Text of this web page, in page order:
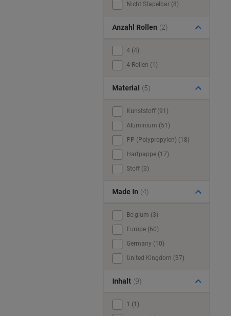
Nicht Stapelbar (8)
Anzahl Rollen (2)
4 (4)
4 Rollen (1)
Material (5)
Kunststoff (91)
Aluminium (51)
PP (Polypropylen) (18)
Hartpappe (17)
Stoff (3)
Made In (4)
Belgium (3)
Europe (60)
Germany (10)
United Kingdom (37)
Inhalt (9)
1 (1)